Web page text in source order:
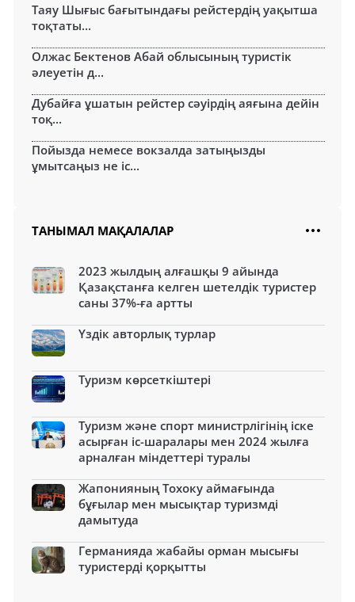
Таяу Шығыс бағытындағы рейстердің уақытша
тоқтаты...
Олжас Бектенов Абай облысының туристік
әлеуетін д...
Дубайға ұшатын рейстер сәуірдің аяғына дейін
тоқ...
Пойызда немесе вокзалда затыңызды
ұмытсаңыз не іс...
ТАНЫМАЛ МАҚАЛАЛАР
2023 жылдың алғашқы 9 айында
Қазақстанға келген шетелдік туристер
саны 37%-ға артты
Үздік авторлық турлар
Туризм көрсеткіштері
Туризм және спорт министрлігінің іске
асырған іс-шаралары мен 2024 жылға
арналған міндеттері туралы
Жапонияның Тохоку аймағында
бұғылар мен мысықтар туризмді
дамытуда
Германияда жабайы орман мысығы
туристерді қорқытты